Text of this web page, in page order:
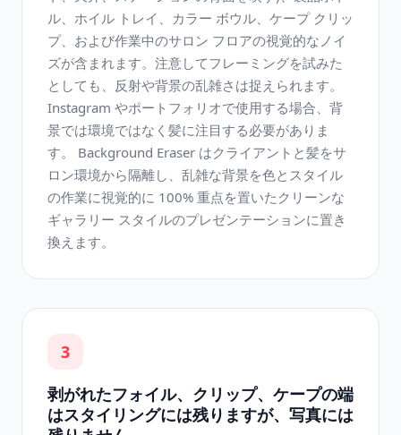
ル、ホイル トレイ、カラー ボウル、ケープ クリッ
プ、および作業中のサロン フロアの視覚的なノイ
ズが含まれます。注意してフレーミングを試みた
としても、反射や背景の乱雑さは捉えられます。
Instagram やポートフォリオで使用する場合、背
景では環境ではなく髪に注目する必要がありま
す。 Background Eraser はクライアントと髪をサ
ロン環境から隔離し、乱雑な背景を色とスタイル
の作業に視覚的に 100% 重点を置いたクリーンな
ギャラリー スタイルのプレゼンテーションに置き
換えます。
3
剥がれたフォイル、クリップ、ケープの端
はスタイリングには残りますが、写真には